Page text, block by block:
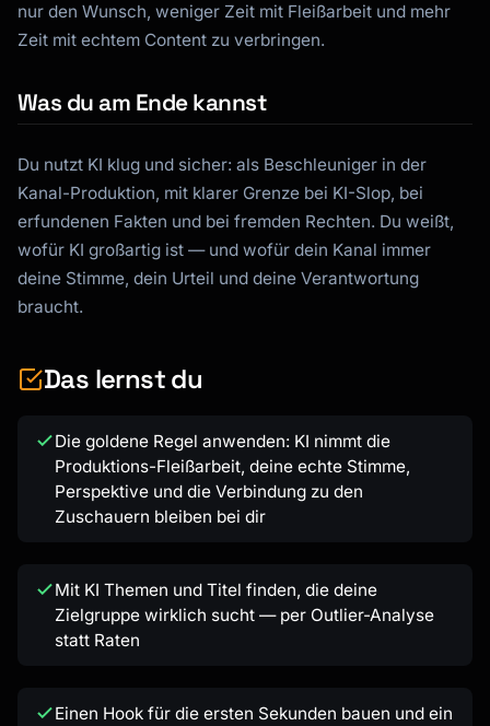
nur den Wunsch, weniger Zeit mit Fleißarbeit und mehr
Zeit mit echtem Content zu verbringen.
Was du am Ende kannst
Du nutzt KI klug und sicher: als Beschleuniger in der
Kanal-Produktion, mit klarer Grenze bei KI-Slop, bei
erfundenen Fakten und bei fremden Rechten. Du weißt,
wofür KI großartig ist — und wofür dein Kanal immer
deine Stimme, dein Urteil und deine Verantwortung
braucht.
Das lernst du
Die goldene Regel anwenden: KI nimmt die
Produktions-Fleißarbeit, deine echte Stimme,
Perspektive und die Verbindung zu den
Zuschauern bleiben bei dir
Mit KI Themen und Titel finden, die deine
Zielgruppe wirklich sucht — per Outlier-Analyse
statt Raten
Einen Hook für die ersten Sekunden bauen und ein